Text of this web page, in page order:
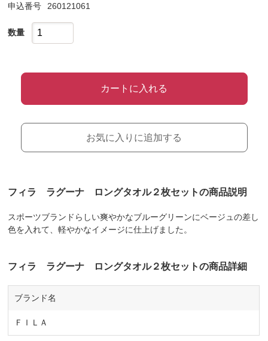
申込番号 260121061
数量
カートに入れる
お気に入りに追加する
フィラ ラグーナ ロングタオル２枚セットの商品説明
スポーツブランドらしい爽やかなブルーグリーンにベージュの差し
色を入れて、軽やかなイメージに仕上げました。
フィラ ラグーナ ロングタオル２枚セットの商品詳細
ブランド名
ＦＩＬＡ